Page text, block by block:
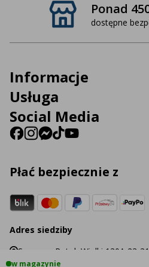
w magazynie
Ponad
dostępne
Informacje
Usługa
Social Media
Płać bezpiecznie z
Adres siedziby
Sp. z o.o. Potok Wielki 130A 23-